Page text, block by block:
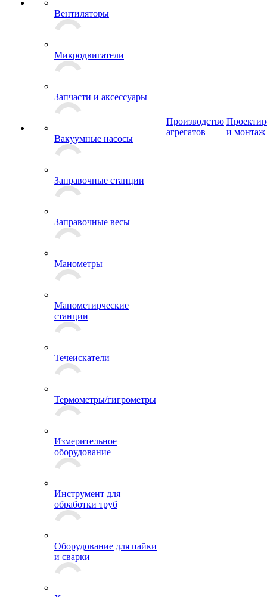
Вентиляторы
Микродвигатели
Запчасти и аксессуары
Вакуумные насосы
Заправочные станции
Заправочные весы
Манометры
Манометирческие
станции
Течеискатели
Термометры/гигрометры
Измерительное
оборудование
Инструмент для
обработки труб
Оборудование для пайки
и сварки
Производство
агрегатов
и монтаж